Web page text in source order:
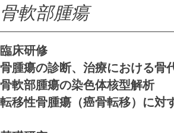
骨軟部腫瘍
​​臨床研修
骨腫瘍の診断、治療における骨
骨軟部腫瘍の染色体核型解析
転移性骨腫瘍（癌骨転移）に対